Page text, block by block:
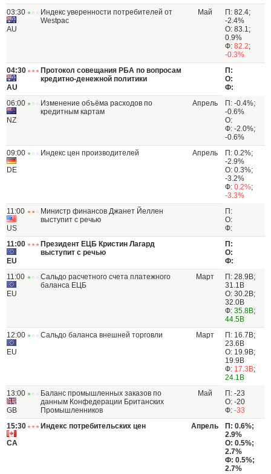
03:30
AU
Индекс уверенности потребителей от
Westpac
Май
П: 82.4;
-2.4%
О: 83.1;
0.9%
Ф: 82.2;
-0.3%
04:30
AU
Протокол совещания РБА по вопросам
кредитно-денежной политики
П:
О:
Ф:
06:00
NZ
Изменение объёма расходов по
кредитным картам
Апрель
П: -0.4%;
-0.6%
О:
Ф: -2.0%;
-0.6%
09:00
DE
Индекс цен производителей Апрель
П: 0.2%;
-2.9%
О: 0.3%;
-3.2%
Ф: 0.2%;
-3.3%
11:00
US
Министр финансов Джанет Йеллен
выступит c речью
П:
О:
Ф:
11:00
EU
Президент ЕЦБ Кристин Лагард
выступит с речью
П:
О:
Ф:
11:00
EU
Сальдо расчетного счета платежного
баланса ЕЦБ
Март
П: 28.9B;
31.1B
О: 30.2B;
32.0B
Ф: 35.8B;
44.5B
12:00
EU
Сальдо баланса внешней торговли Март
П: 16.7B;
23.6B
О: 19.9B;
19.9B
Ф: 17.3B;
24.1B
13:00
GB
Баланс промышленных заказов по
данным Конфедерации Британских
Промышленников
Май
П: -23
О: -20
Ф: -33
15:30
CA
Индекс потребительских цен Апрель
П: 0.6%;
2.9%
О: 0.5%;
2.7%
Ф: 0.5%;
2.7%